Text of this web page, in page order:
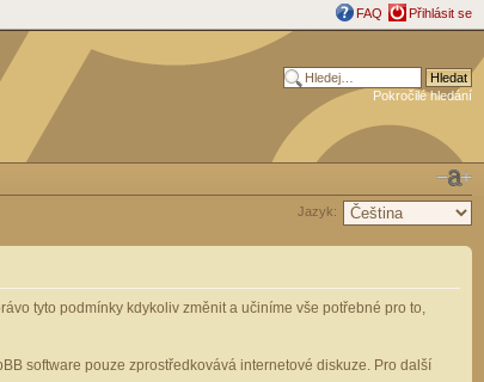
FAQ Přihlásit se
Pokročilé hledání
Jazyk:
tyto podmínky kdykoliv změnit a učiníme vše potřebné pro to,
software pouze zprostředkovává internetové diskuze. Pro další